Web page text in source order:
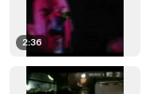
2:36